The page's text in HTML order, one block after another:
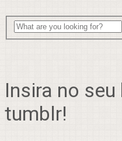
Insira no
tumblr!